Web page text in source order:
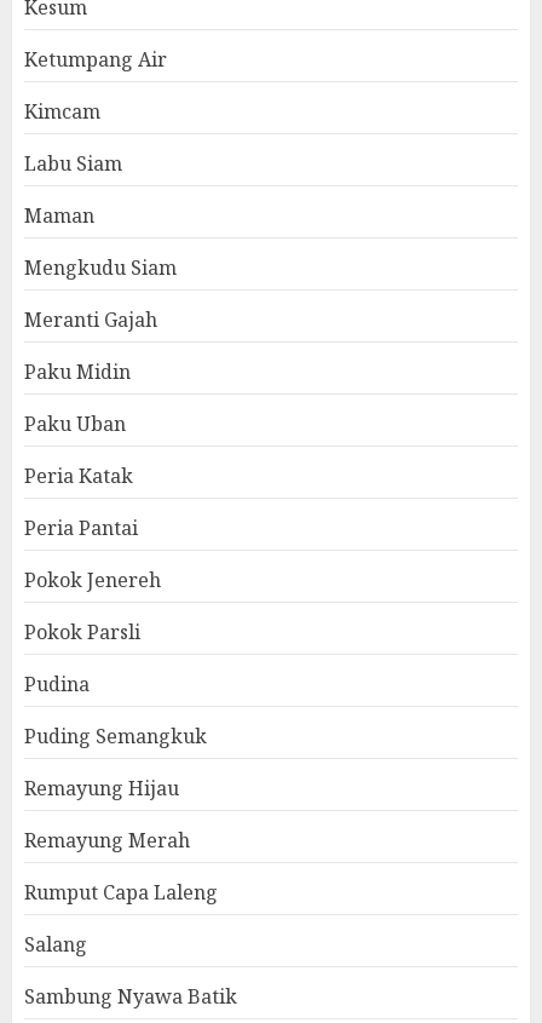
Kesum
Ketumpang Air
Kimcam
Labu Siam
Maman
Mengkudu Siam
Meranti Gajah
Paku Midin
Paku Uban
Peria Katak
Peria Pantai
Pokok Jenereh
Pokok Parsli
Pudina
Puding Semangkuk
Remayung Hijau
Remayung Merah
Rumput Capa Laleng
Salang
Sambung Nyawa Batik